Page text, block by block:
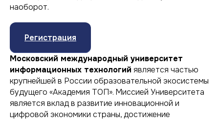
наоборот.
Регистрация
Московский международный университет
информационных технологий является частью
крупнейшей в России образовательной экосистемы
будущего «Академия ТОП». Миссией Университета
является вклад в развитие инновационной и
цифровой экономики страны, достижение